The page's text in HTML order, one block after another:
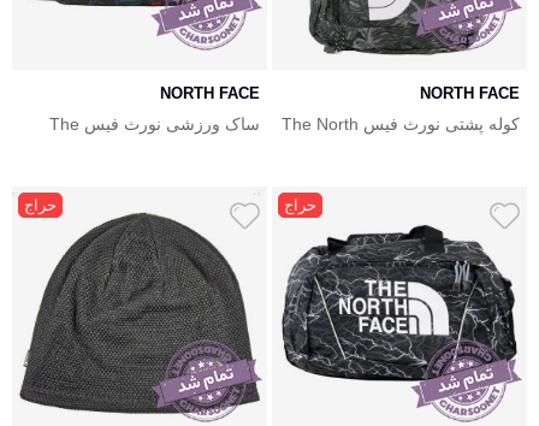
NORTH FACE
کوله پشتی نورث فیس The North
NORTH FACE
ساک ورزشی نورث فیس The
حراج حراج